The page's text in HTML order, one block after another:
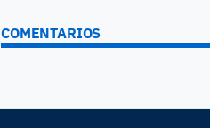
COMENTARIOS